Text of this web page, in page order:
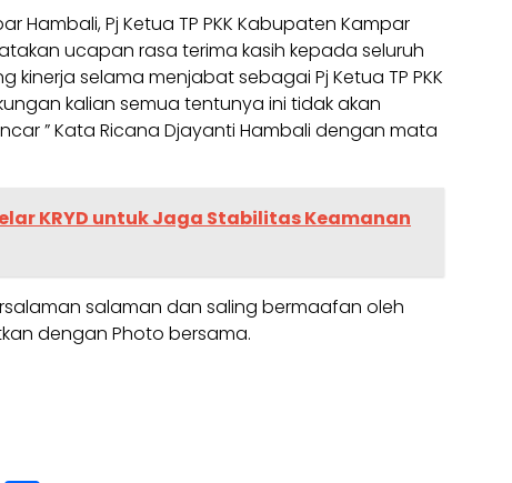
Hambali, Pj Ketua TP PKK Kabupaten Kampar
ucapan rasa terima kasih kepada seluruh
kinerja selama menjabat sebagai Pj Ketua TP PKK
kalian semua tentunya ini tidak akan
” Kata Ricana Djayanti Hambali dengan mata
KRYD untuk Jaga Stabilitas Keamanan
salaman dan saling bermaafan oleh
dengan Photo bersama.